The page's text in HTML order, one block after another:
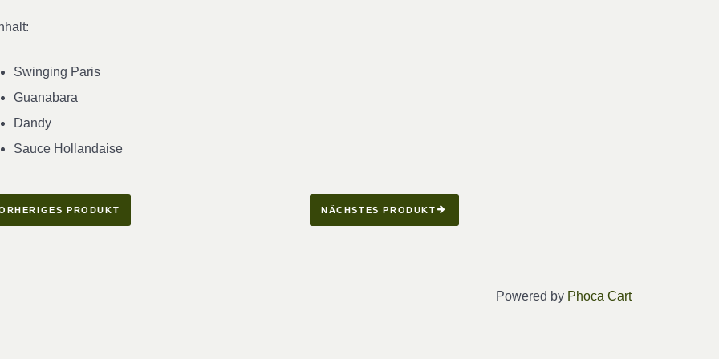
Swinging Paris
Guanabara
Dandy
Sauce Hollandaise
PRODUKT NÄCHSTES PRODUKT
Powered by Phoca Cart